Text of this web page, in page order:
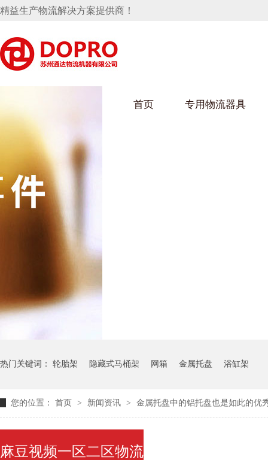
精益生产物流解决方案提供商！
首页 专用物流器具
麻豆天美在线观看架
速箱托盘 保险杠料架
冲压件料架
消声器料架
手推车
气瓶料架
藏式马桶水箱支架
汽车行业
热门关键词： 轮胎架 隐藏式马桶架 网箱 金属托盘 浴缸架
您的位置： 首页 > 新闻资讯 > 金属托盘中的铝托盘也是如此的优
麻豆视频一区二区物流